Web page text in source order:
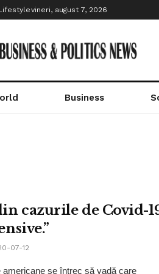
vineri, august 7, 2026
Business
cazurile de Covid-
07-12
americane se întrec să vadă care